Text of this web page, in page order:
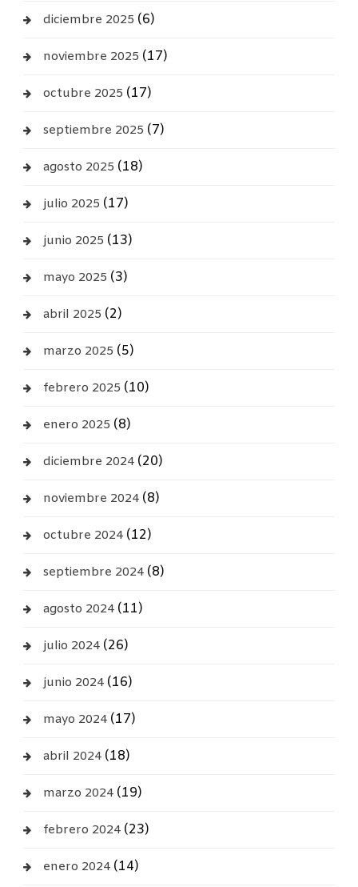
diciembre 2025 (6)
noviembre 2025 (17)
octubre 2025 (17)
septiembre 2025 (7)
agosto 2025 (18)
julio 2025 (17)
junio 2025 (13)
mayo 2025 (3)
abril 2025 (2)
marzo 2025 (5)
febrero 2025 (10)
enero 2025 (8)
diciembre 2024(20)
noviembre 2024(8)
octubre 2024(12)
septiembre 2024(8)
agosto 2024(11)
julio 2024(26)
junio 2024(16)
mayo 2024(17)
abril 2024(18)
marzo 2024(19)
febrero 2024(23)
enero 2024(14)